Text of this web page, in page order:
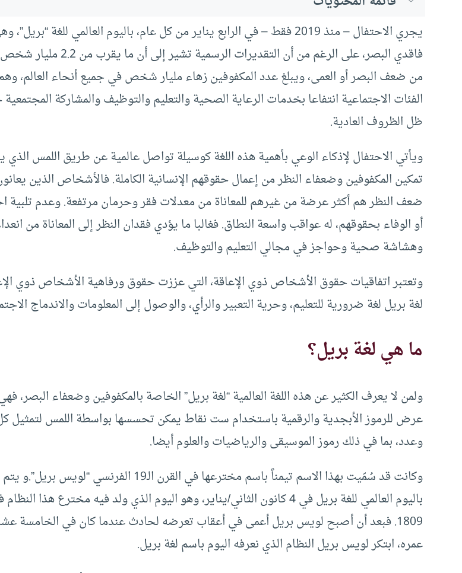
يجري الاحتفال – منذ 2019 فقط – في الرابع يناير من كل عام، باليوم العالمي للغة
فاقدي البصر، على الرغم من أن التقديرات الرسمية تشير
من ضعف البصر أو العمى، ويبلغ عدد المكفوفين زهاء مليار شخص في جميع أنحاء العالم،
الفئات الاجتماعية انتفاعا بخدمات الرعاية الصحية والتعليم والتوظيف والمشاركة
ظل الظروف العادية.
ويأتي الاحتفال لإذكاء الوعي بأهمية هذه اللغة كوسيلة تواصل عالمية عن طريق اللمس
تمكين المكفوفين وضعفاء النظر من إعمال حقوقهم الإنسانية الكاملة. فالأشخاص الذين
ضعف النظر هم أكثر عرضة من غيرهم للمعاناة من معدلات فقر وحرمان مرتفعة. وعدم تلبية
أو الوفاء بحقوقهم، له عواقب واسعة النطاق. فغالبا ما يؤدي فقدان النظر إلى المعاناة من
وهشاشة صحية وحواجز في مجالي التعليم والتوظيف.
وتعتبر اتفاقيات حقوق الأشخاص ذوي الإعاقة، التي عززت حقوق ورفاهية الأشخاص ذوي
لغة بريل لغة ضرورية للتعليم، وحرية التعبير والرأي، والوصول إلى المعلومات والاندماج
ما هي لغة بريل؟
ولمن لا يعرف الكثير عن هذه اللغة العالمية “لغة بريل” الخاصة بالمكفوفين وضعفاء البصر،
عرض للرموز الأبجدية والرقمية باستخدام ست نقاط يمكن تحسسها بواسطة اللمس
وعدد، بما في ذلك رموز الموسيقى والرياضيات والعلوم أيضا.
وكانت قد سُمّيت بهذا الاسم تيمناً باسم مخترعها في القرن الـ19 الفرنسي
باليوم العالمي للغة بريل في 4 كانون الثاني/يناير، وهو اليوم الذي ولد فيه مخترع هذا
1809. فبعد أن أصبح لويس بريل أعمى في أعقاب تعرضه لحادث عندما كان في الخامسة
عمره، ابتكر لويس بريل النظام الذي نعرفه اليوم باسم لغة بريل.